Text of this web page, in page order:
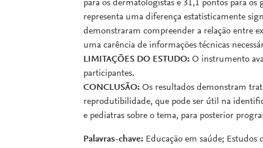
para os dermatologistas e 31,1 pontos para os
representa uma diferença estatisticamente
demonstraram compreender a relação entre
uma carência de informações técnicas
LIMITAÇÕES DO ESTUDO: O instrumento
participantes.
CONCLUSÃO: Os resultados demonstram
reprodutibilidade, que pode ser útil na
e pediatras sobre o tema, para posterior
Palavras-chave: Educação em saúde; Estudos